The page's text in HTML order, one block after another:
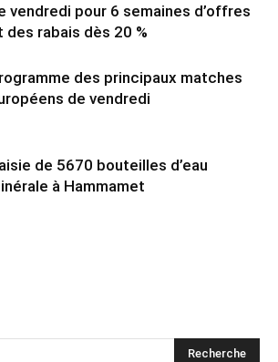
vendredi pour 6 semaines d’offres
des rabais dès 20 %
des principaux matches
de vendredi
de 5670 bouteilles d’eau
à Hammamet